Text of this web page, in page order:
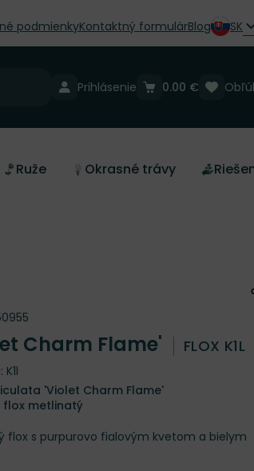
podmienkyKontaktný formulárBlog SK
Prihlásenie 0.00 €
Ruže Okrasné trávy
Charm Flame' FLOX K1L
'Violet Charm Flame'
flox metlinatý
flox s purpurovo fialovým kvetom a bielym